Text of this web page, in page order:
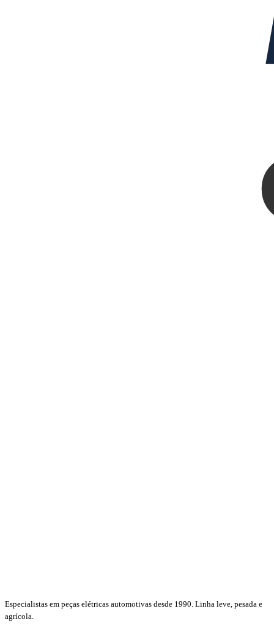
Especialistas em peças elétricas automotivas desde 1990. Linha leve, pesada e
agrícola.